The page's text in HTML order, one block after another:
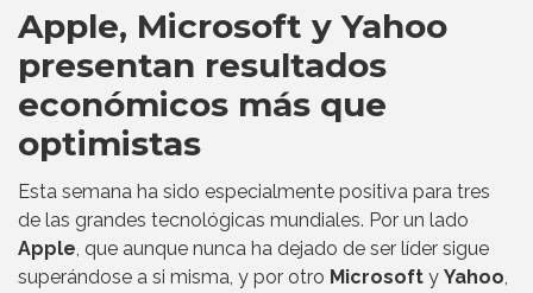
Apple, Microsoft y Yahoo
presentan resultados
económicos más que
optimistas
Esta semana ha sido especialmente positiva para tres
de las grandes tecnológicas mundiales. Por un lado
Apple, que aunque nunca ha dejado de ser líder sigue
superándose a si misma, y por otro Microsoft y Yahoo,